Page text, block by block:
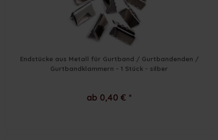
Endstücke aus Metall für Gurtband / Gurtbandenden /
Gurtbandklammern - 1 Stück - silber
ab 0,40 € *